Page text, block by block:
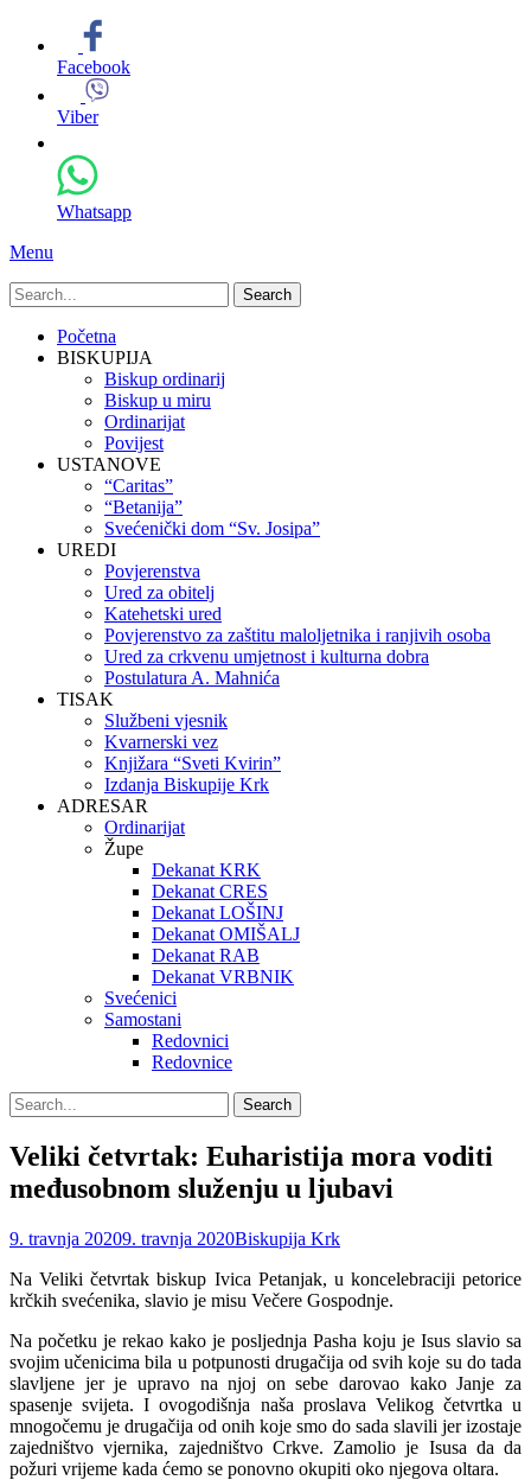
Facebook
Viber
Whatsapp
Menu
Search
for:
Primary
Menu
Skip
Početna
BISKUPIJA
Biskup ordinarij
Biskup u miru
Ordinarijat
Povijest
USTANOVE
“Caritas”
“Betanija”
Svećenički dom “Sv. Josipa”
UREDI
Povjerenstva
Ured za obitelj
Katehetski ured
Povjerenstvo za zaštitu maloljetnika i ranjivih osoba
Ured za crkvenu umjetnost i kulturna dobra
Postulatura A. Mahnića
TISAK
Službeni vjesnik
Kvarnerski vez
Knjižara “Sveti Kvirin”
Izdanja Biskupije Krk
ADRESAR
Ordinarijat
Župe
Dekanat KRK
Dekanat CRES
Dekanat LOŠINJ
Dekanat OMIŠALJ
Dekanat RAB
Dekanat VRBNIK
Svećenici
Samostani
Redovnici
Redovnice
Search
Search
for:
Veliki četvrtak: Euharistija mora voditi
međusobnom služenju u ljubavi
Posted
9. travnja 20209. travnja 2020Author
Biskupija Krk
Na Veliki četvrtak biskup Ivica Petanjak, u koncelebraciji petorice
krčkih svećenika, slavio je misu Večere Gospodnje.
Na početku je rekao kako je posljednja Pasha koju je Isus slavio sa
svojim učenicima bila u potpunosti drugačija od svih koje su do tada
slavljene jer je upravo na njoj on sebe darovao kako Janje za
spasenje svijeta. I ovogodišnja naša proslava Velikog četvrtka u
mnogočemu je drugačija od onih koje smo do sada slavili jer izostaje
zajedništvo vjernika, zajedništvo Crkve. Zamolio je Isusa da da
požuri vrijeme kada ćemo se ponovno okupiti oko njegova oltara.